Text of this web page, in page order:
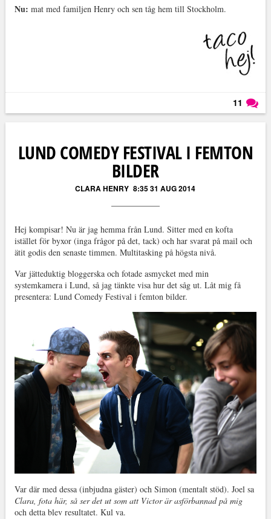
Nu: mat med familjen Henry och sen tåg hem till Stockholm.
11
LUND COMEDY FESTIVAL I FEMTON
BILDER
CLARA HENRY 8:35 31 AUG 2014
Hej kompisar! Nu är jag hemma från Lund. Sitter med en kofta
istället för byxor (inga frågor på det, tack) och har svarat på mail och
ätit godis den senaste timmen. Multitasking på högsta nivå.
Var jätteduktig bloggerska och fotade asmycket med min
systemkamera i Lund, så jag tänkte visa hur det såg ut. Låt mig få
presentera: Lund Comedy Festival i femton bilder.
Var där med dessa (inbjudna gäster) och Simon (mentalt stöd). Joel sa
Clara, fota här, så ser det ut som att Victor är asförbannad på mig
och detta blev resultatet. Kul va.